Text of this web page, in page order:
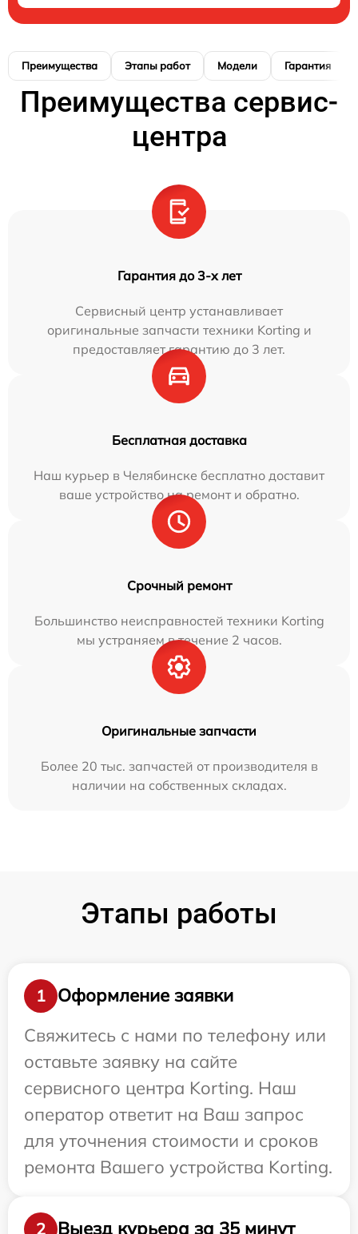
Преимущества Этапы работ Модели Гарантия
Преимущества сервис-
центра
Гарантия до 3-х лет
Сервисный центр устанавливает
оригинальные запчасти техники Korting и
предоставляет гарантию до 3 лет.
Бесплатная доставка
Наш курьер в Челябинске бесплатно доставит
ваше устройство на ремонт и обратно.
Срочный ремонт
Большинство неисправностей техники Korting
мы устраняем в течение 2 часов.
Оригинальные запчасти
Более 20 тыс. запчастей от производителя в
наличии на собственных складах.
Этапы работы
1
Оформление заявки
Свяжитесь с нами по телефону или
оставьте заявку на сайте
сервисного центра Korting. Наш
оператор ответит на Ваш запрос
для уточнения стоимости и сроков
ремонта Вашего устройства Korting.
2 Выезд курьера за 35 минут